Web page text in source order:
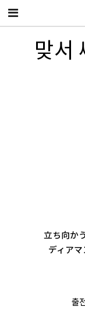
맞서
立ち向か
ディアマ
출